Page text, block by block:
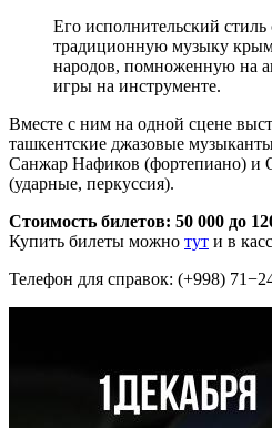
Его исполнительский стиль
традиционную музыку
народов, помноженную на
игры на инструменте.
Вместе с ним на одной сцене
ташкентские джазовые
Санжар Нафиков (фортепиано)
(ударные, перкуссия).
Стоимость билетов: 50 000 до
Купить билеты можно тут и в
Телефон для справок: (+998)